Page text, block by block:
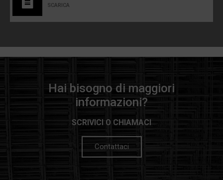
SCARICA
Hai bisogno di maggiori
informazioni?
SCRIVICI O CHIAMACI
Contattaci